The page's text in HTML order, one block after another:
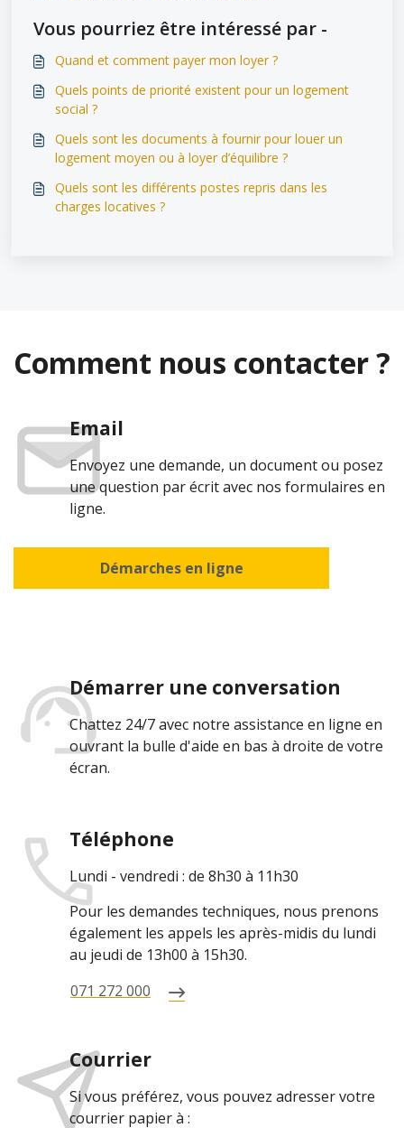
Vous pourriez être intéressé par -
Quand et comment payer mon loyer ?
Quels points de priorité existent pour un logement
social ?
Quels sont les documents à fournir pour louer un
logement moyen ou à loyer d’équilibre ?
Quels sont les différents postes repris dans les
charges locatives ?